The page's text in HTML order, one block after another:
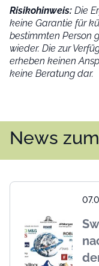
Risikohinweis: Die
keine Garantie für
bestimmten Person
wieder. Die zur
erheben keinen
keine Beratung dar.
News